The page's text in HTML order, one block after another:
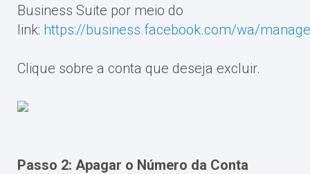
Business Suite por meio do
link: https://business.facebook.com/wa/
Clique sobre a conta que deseja excluir.
Passo 2: Apagar o Número da Conta